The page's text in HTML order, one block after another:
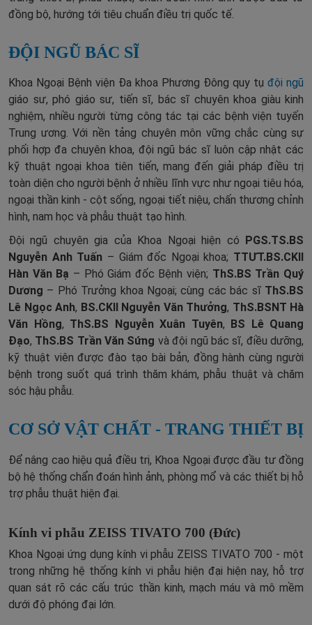
đồng bộ, hướng tới tiêu chuẩn điều trị quốc tế.
ĐỘI NGŨ BÁC SĨ
Khoa Ngoại Bệnh viện Đa khoa Phương Đông quy tụ đội ngũ
giáo sư, phó giáo sư, tiến sĩ, bác sĩ chuyên khoa giàu kinh
nghiệm, nhiều người từng công tác tại các bệnh viện tuyến
Trung ương. Với nền tảng chuyên môn vững chắc cùng sự
phối hợp đa chuyên khoa, đội ngũ bác sĩ luôn cập nhật các
kỹ thuật ngoại khoa tiên tiến, mang đến giải pháp điều trị
toàn diện cho người bệnh ở nhiều lĩnh vực như ngoại tiêu hóa,
ngoại thần kinh - cột sống, ngoại tiết niệu, chấn thương chỉnh
hình, nam học và phẫu thuật tạo hình.
Đội ngũ chuyên gia của Khoa Ngoại hiện có
PGS.TS.BS
Nguyễn Anh Tuấn – Giám đốc Ngoại khoa; TTƯT.BS.CKII
Hàn Văn Bạ – Phó Giám đốc Bệnh viện; ThS.BS Trần Quý
Dương – Phó Trưởng khoa Ngoại; cùng các bác sĩ ThS.BS
Lê Ngọc Anh, BS.CKII Nguyễn Văn Thưởng, ThS.BSNT Hà
Văn Hồng, ThS.BS Nguyễn Xuân Tuyên,
BS Lê Quang
Đạo, ThS.BS Trần Văn Sứng và đội ngũ bác sĩ, điều dưỡng,
kỹ thuật viên được đào tạo bài bản, đồng hành cùng người
bệnh trong suốt quá trình thăm khám, phẫu thuật và chăm
sóc hậu phẫu.
CƠ SỞ VẬT CHẤT - TRANG THIẾT BỊ
Để nâng cao hiệu quả điều trị, Khoa Ngoại được đầu tư đồng
bộ hệ thống chẩn đoán hình ảnh, phòng mổ và các thiết bị hỗ
trợ phẫu thuật hiện đại.
Kính vi phẫu ZEISS TIVATO 700 (Đức)
Khoa Ngoại ứng dụng kính vi phẫu ZEISS TIVATO 700 - một
trong những hệ thống kính vi phẫu hiện đại hiện nay, hỗ trợ
quan sát rõ các cấu trúc thần kinh, mạch máu và mô mềm
dưới độ phóng đại lớn.